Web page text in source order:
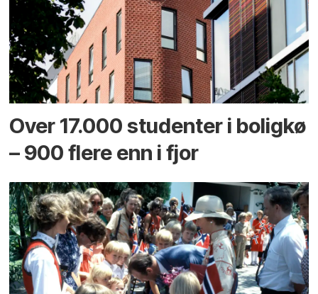
Over 17.000 studenter i boligkø
– 900 flere enn i fjor